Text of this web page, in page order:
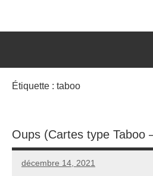
Étiquette : taboo
Oups (Cartes type Taboo
décembre 14, 2021
Seg0_La_Vraie
Aucun